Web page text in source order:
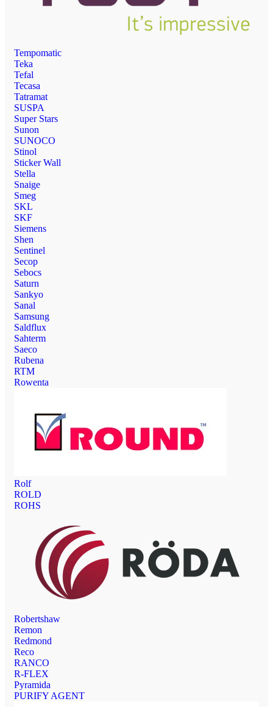
Tempomatic
Teka
Tefal
Tecasa
Tatramat
SUSPA
Super Stars
Sunon
SUNOCO
Stinol
Sticker Wall
Stella
Snaige
Smeg
SKL
SKF
Siemens
Shen
Sentinel
Secop
Sebocs
Saturn
Sankyo
Sanal
Samsung
Saldflux
Sahterm
Saeco
Rubena
RTM
Rowenta
Rolf
ROLD
ROHS
Robertshaw
Remon
Redmond
Reco
RANCO
R-FLEX
Pyramida
PURIFY AGENT